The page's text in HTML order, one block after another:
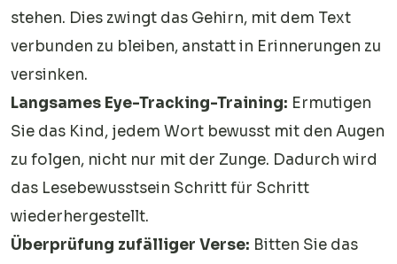
stehen. Dies zwingt das Gehirn, mit dem Text
verbunden zu bleiben, anstatt in Erinnerungen zu
versinken.
Langsames Eye-Tracking-Training: Ermutigen
Sie das Kind, jedem Wort bewusst mit den Augen
zu folgen, nicht nur mit der Zunge. Dadurch wird
das Lesebewusstsein Schritt für Schritt
wiederhergestellt.
Überprüfung zufälliger Verse: Bitten Sie das